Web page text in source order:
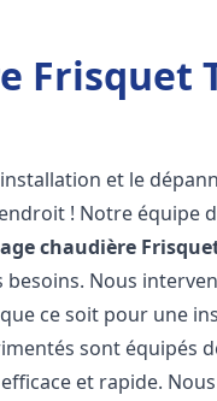
Frisquet
et le
! Notre équipe
chaudière
Nous
ce soit pour une
sont équipés
et rapide.